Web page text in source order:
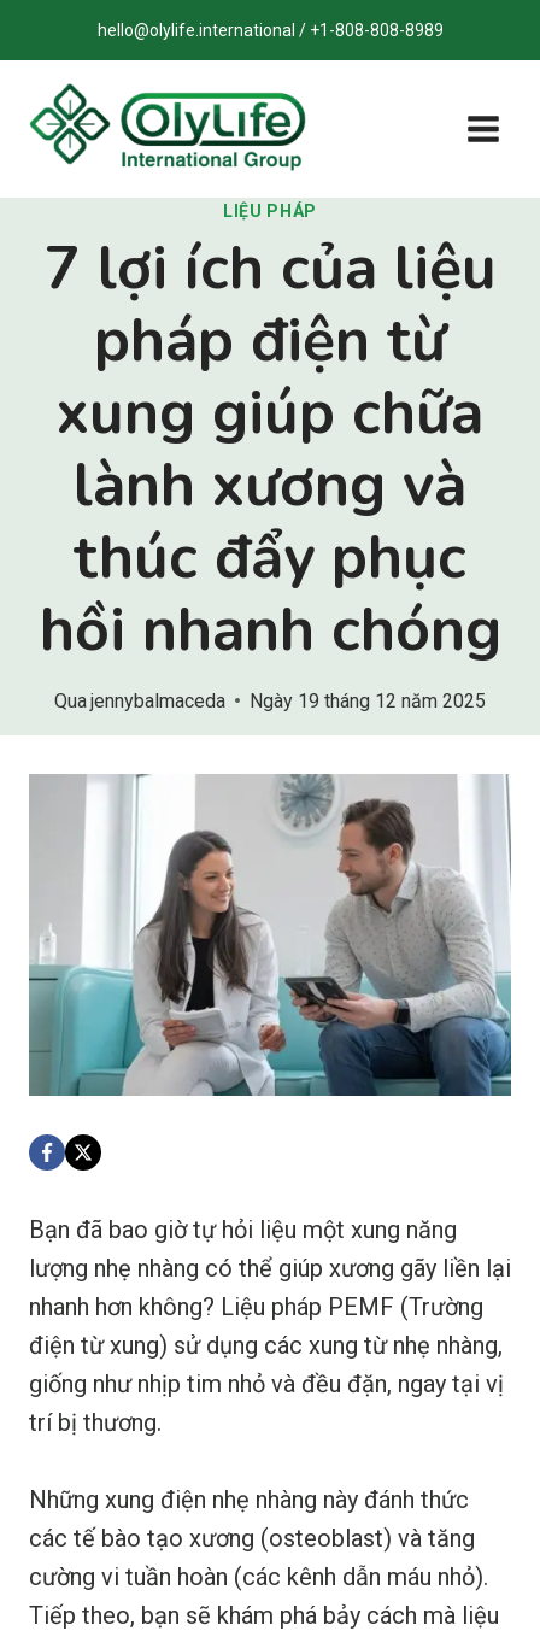
qua
dung
hello@olylife.international / +1-808-808-8989
LIỆU PHÁP
7 lợi ích của liệu
pháp điện từ
xung giúp chữa
lành xương và
thúc đẩy phục
hồi nhanh chóng
Quajennybalmaceda Ngày 19 tháng 12 năm 2025
Bạn đã bao giờ tự hỏi liệu một xung năng
lượng nhẹ nhàng có thể giúp xương gãy liền lại
nhanh hơn không? Liệu pháp PEMF (Trường
điện từ xung) sử dụng các xung từ nhẹ nhàng,
giống như nhịp tim nhỏ và đều đặn, ngay tại vị
trí bị thương.
Những xung điện nhẹ nhàng này đánh thức
các tế bào tạo xương (osteoblast) và tăng
cường vi tuần hoàn (các kênh dẫn máu nhỏ).
Tiếp theo, bạn sẽ khám phá bảy cách mà liệu